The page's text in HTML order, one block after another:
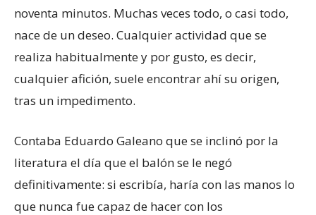
noventa minutos. Muchas veces todo, o casi todo,
nace de un deseo. Cualquier actividad que se
realiza habitualmente y por gusto, es decir,
cualquier afición, suele encontrar ahí su origen,
tras un impedimento.
Contaba Eduardo Galeano que se inclinó por la
literatura el día que el balón se le negó
definitivamente: si escribía, haría con las manos lo
que nunca fue capaz de hacer con los